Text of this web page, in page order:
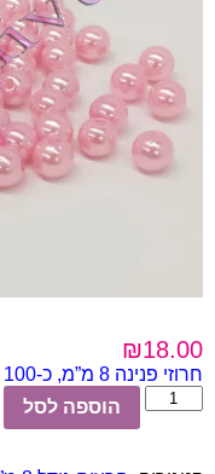
₪18.00
חרוזי פנינה 8 מ”מ, כ-100 יחידות,
כמות
של
הוספה לסל